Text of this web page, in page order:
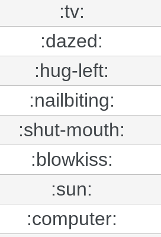
:tv:
:dazed:
:hug-left:
:nailbiting:
:shut-mouth:
:blowkiss:
:sun:
:computer: